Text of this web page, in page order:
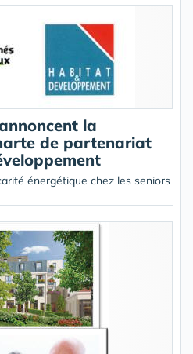
la
de partenariat
énergétique chez les seniors